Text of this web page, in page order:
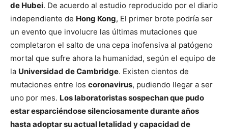
de Hubei. De acuerdo al estudio reproducido por el diario
independiente de Hong Kong, El primer brote podría ser
un evento que involucre las últimas mutaciones que
completaron el salto de una cepa inofensiva al patógeno
mortal que sufre ahora la humanidad, según el equipo de
la Universidad de Cambridge. Existen cientos de
mutaciones entre los coronavirus, pudiendo llegar a ser
uno por mes. Los laboratoristas sospechan que pudo
estar esparciéndose silenciosamente durante años
hasta adoptar su actual letalidad y capacidad de